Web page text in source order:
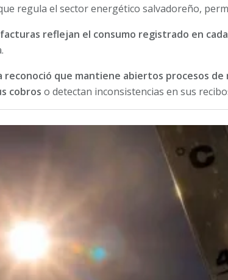
regula el sector energético salvadoreño,
reflejan el consumo registrado en
reconoció que mantiene abiertos procesos
cobros o detectan inconsistencias en sus